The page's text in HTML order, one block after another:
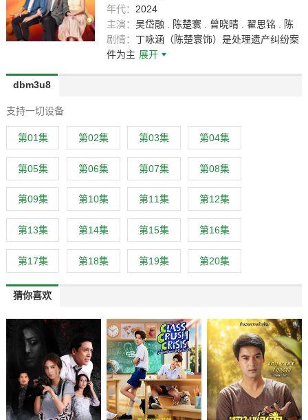
年代： 2024
主演：吴岱融 . 陈楚寰 . 曾晓晴 . 翟思铭 . 陈
泰铭 . 何盈莹 . 杨志龙 . 陈丽贞 . 徐鸣杰 . 潘
玲玲 . 黄世南 . 陈慧慧 . 麦芷琪 . 金银姬 . 骆
剧情：丁咏涵（陈楚寰饰）是处理遗产纠纷案
件为主 展开
dbm3u8
支持一切设备
第01集 第02集 第03集 第04集
第05集 第06集 第07集 第08集
第09集 第10集 第11集 第12集
第13集 第14集 第15集 第16集
第17集 第18集 第19集 第20集
猜你喜欢